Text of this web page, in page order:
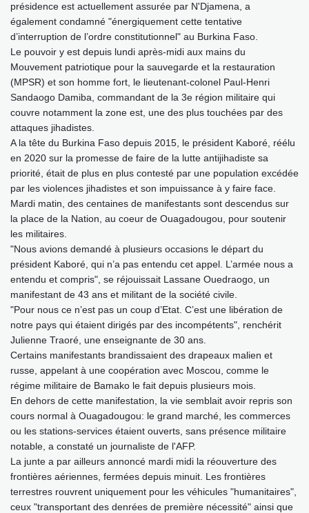
présidence est actuellement assurée par N'Djamena, a
également condamné "énergiquement cette tentative
d’interruption de l’ordre constitutionnel" au Burkina Faso.
Le pouvoir y est depuis lundi après-midi aux mains du
Mouvement patriotique pour la sauvegarde et la restauration
(MPSR) et son homme fort, le lieutenant-colonel Paul-Henri
Sandaogo Damiba, commandant de la 3e région militaire qui
couvre notamment la zone est, une des plus touchées par des
attaques jihadistes.
A la tête du Burkina Faso depuis 2015, le président Kaboré, réélu
en 2020 sur la promesse de faire de la lutte antijihadiste sa
priorité, était de plus en plus contesté par une population excédée
par les violences jihadistes et son impuissance à y faire face.
Mardi matin, des centaines de manifestants sont descendus sur
la place de la Nation, au coeur de Ouagadougou, pour soutenir
les militaires.
"Nous avions demandé à plusieurs occasions le départ du
président Kaboré, qui n’a pas entendu cet appel. L’armée nous a
entendu et compris", se réjouissait Lassane Ouedraogo, un
manifestant de 43 ans et militant de la société civile.
"Pour nous ce n’est pas un coup d’Etat. C’est une libération de
notre pays qui étaient dirigés par des incompétents", renchérit
Julienne Traoré, une enseignante de 30 ans.
Certains manifestants brandissaient des drapeaux malien et
russe, appelant à une coopération avec Moscou, comme le
régime militaire de Bamako le fait depuis plusieurs mois.
En dehors de cette manifestation, la vie semblait avoir repris son
cours normal à Ouagadougou: le grand marché, les commerces
ou les stations-services étaient ouverts, sans présence militaire
notable, a constaté un journaliste de l'AFP.
La junte a par ailleurs annoncé mardi midi la réouverture des
frontières aériennes, fermées depuis minuit. Les frontières
terrestres rouvrent uniquement pour les véhicules "humanitaires",
ceux "transportant des denrées de première nécessité" ainsi que